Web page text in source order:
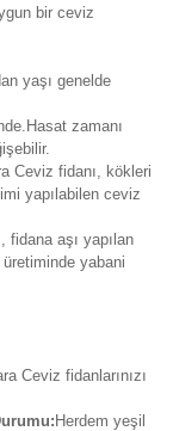
bir ceviz
yaşı genelde
zamanı
Ceviz fidanı, kökleri
yapılabilen ceviz
fidana aşı yapılan
üretiminde yabani
Ceviz fidanlarınızı
Herdem yeşil